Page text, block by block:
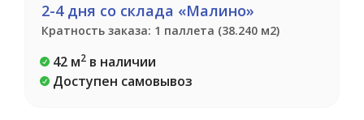
2-4 дня со склада «Малино»
Кратность заказа: 1 паллета (38.240 м2)
42 м2 в наличии
Доступен самовывоз